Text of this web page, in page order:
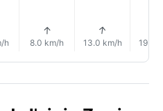
h
↑
8.0 km/h
↑
13.0 km/h 19.0